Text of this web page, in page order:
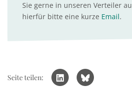
Sie gerne in unseren Verteiler
hierfür bitte eine kurze Email.
Seite teilen: